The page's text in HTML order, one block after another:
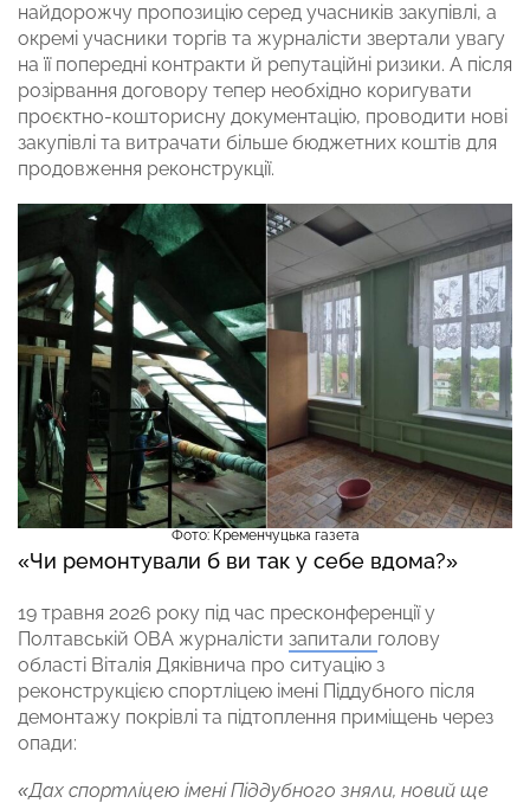
найдорожчу пропозицію серед учасників закупівлі, а
окремі учасники торгів та журналісти звертали увагу
на її попередні контракти й репутаційні ризики. А після
розірвання договору тепер необхідно коригувати
проєктно-кошторисну документацію, проводити нові
закупівлі та витрачати більше бюджетних коштів для
продовження реконструкції.
Фото: Кременчуцька газета
«Чи ремонтували б ви так у себе вдома?»
19 травня 2026 року під час пресконференції у
Полтавській ОВА журналісти запитали голову
області Віталія Дяківнича про ситуацію з
реконструкцією спортліцею імені Піддубного після
демонтажу покрівлі та підтоплення приміщень через
опади:
«Дах спортліцею імені Піддубного зняли, новий ще